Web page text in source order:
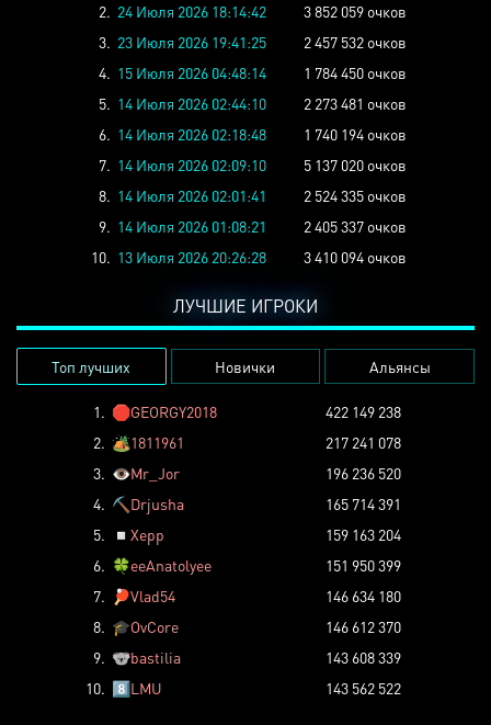
2. 24 Июля 2026 18:14:42
3 852 059 очков
3. 23 Июля 2026 19:41:25
2 457 532 очков
4. 15 Июля 2026 04:48:14
1 784 450 очков
5. 14 Июля 2026 02:44:10
2 273 481 очков
6. 14 Июля 2026 02:18:48
1 740 194 очков
7. 14 Июля 2026 02:09:10
5 137 020 очков
8. 14 Июля 2026 02:01:41
2 524 335 очков
9. 14 Июля 2026 01:08:21
2 405 337 очков
10. 13 Июля 2026 20:26:28 3 410 094 очков
ЛУЧШИЕ ИГРОКИ
Топ лучших Новички Альянсы
1. 🛑GEORGY2018
422 149 238
2. 🏕️1811961
217 241 078
3. 👁️Mr_Jor
196 236 520
4. ⛏️ Drjusha
165 714 391
5.
◽ Xepp
159 163 204
6. 🍀eeAnatolyee
151 950 399
7.
🏓Vlad54
146 634 180
8. 🎓OvCore
146 612 370
9. 🐨bastilia
143 608 339
10. 8️⃣LMU 143 562 522